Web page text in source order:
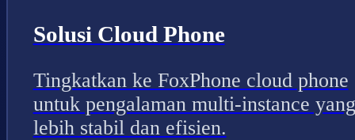
Solusi Cloud Phone
Tingkatkan ke FoxPhone cloud phone
untuk pengalaman multi-instance yang
lebih stabil dan efisien.